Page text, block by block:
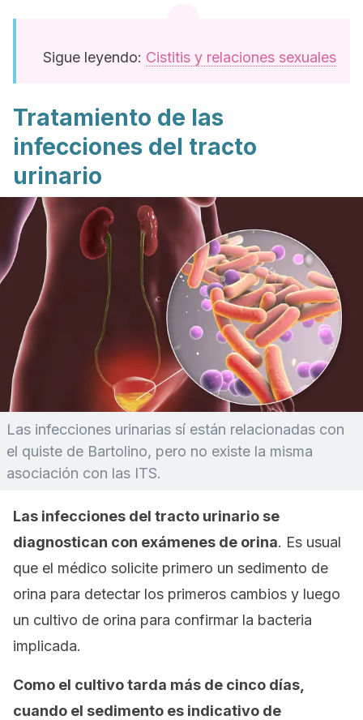
Sigue leyendo: Cistitis y relaciones sexuales
Tratamiento de las
infecciones del tracto
urinario
Las infecciones urinarias sí están relacionadas con
el quiste de Bartolino, pero no existe la misma
asociación con las ITS.
Las infecciones del tracto urinario se
diagnostican con exámenes de orina. Es usual
que el médico solicite primero un sedimento de
orina para detectar los primeros cambios y luego
un cultivo de orina para confirmar la bacteria
implicada.
Como el cultivo tarda más de cinco días,
cuando el sedimento es indicativo de